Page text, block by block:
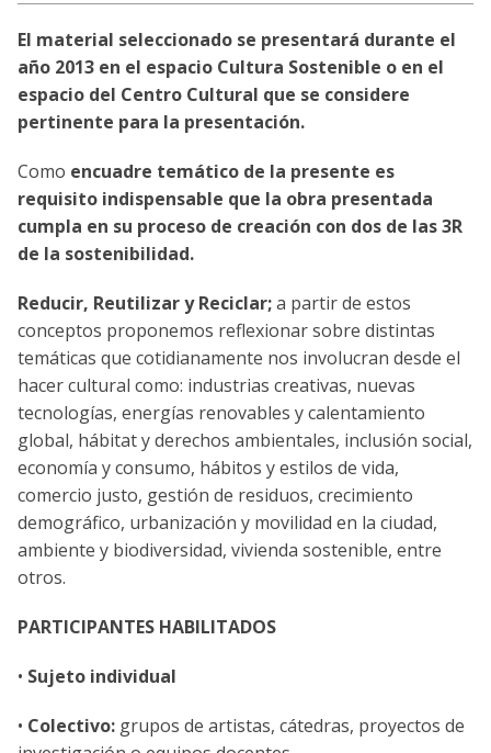
Crear Cuenta
El material seleccionado se presentará durante el
año 2013 en el espacio Cultura Sostenible o en el
espacio del Centro Cultural que se considere
pertinente para la presentación.
Como encuadre temático de la presente es
requisito indispensable que la obra presentada
cumpla en su proceso de creación con dos de las 3R
de la sostenibilidad.
Reducir, ReutilizaryReciclar;a partir de estos
conceptos proponemos reflexionar sobre distintas
temáticas que cotidianamente nos involucran desde el
hacer cultural como: industrias creativas, nuevas
tecnologías, energías renovables y calentamiento
global, hábitat y derechos ambientales, inclusión social,
economía y consumo, hábitos y estilos de vida,
comercio justo, gestión de residuos, crecimiento
demográfico, urbanización y movilidad en la ciudad,
ambiente y biodiversidad, vivienda sostenible, entre
otros.
PARTICIPANTES HABILITADOS
• Sujeto individual
• Colectivo: grupos de artistas, cátedras, proyectos de